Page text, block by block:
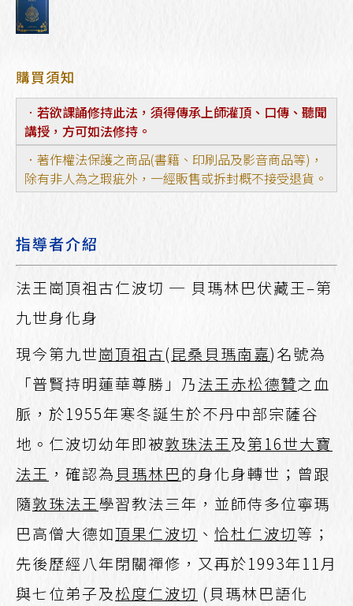
購買須知
． 若欲課誦修持此法，須得傳承上師灌頂、口傳、聽聞
講授，方可如法修持。
．著作權法保護之商品(書籍、印刷品及影音商品等)，
除有非人為之瑕疵外，一經販售或拆封概不接受退貨。
指導者介紹
法王崗頂祖古仁波切 ─ 貝瑪林巴伏藏王–第
九世身化身
現今第九世崗頂祖古(昆桑貝瑪南嘉)名號為
「普賢持明蓮華尊勝」乃法王赤松德贊之血
脈，於1955年寒冬誕生於不丹中部宗薩谷
地。仁波切幼年即被敦珠法王及第16世大寶
法王 ，確認為 貝瑪林巴的身化身轉世；曾跟
隨敦珠法王學習教法三年，並師侍多位寧瑪
巴高僧大德如頂果仁波切 、 恰杜仁波切等；
先後歷經八年閉關禪修，又再於1993年11月
與七位弟子及松度仁波切 (貝瑪林巴語化